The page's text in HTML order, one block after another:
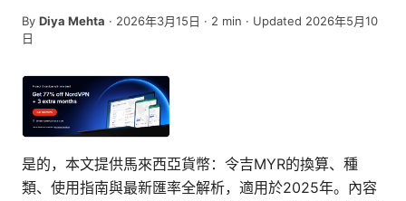
By Diya Mehta · 2026年3月15日 · 2 min · Updated 2026年5月10
日
是的，本文提供馬來西亞貨幣：令吉MYR的換算、種
類、使用指南與最新匯率全解析，適用於2025年。內容